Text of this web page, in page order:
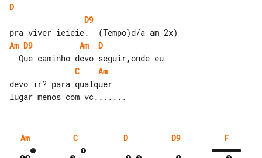
D
D9
Am D9 Am
D
C
Am
devo ir? para qualquer
Am C D D9 F